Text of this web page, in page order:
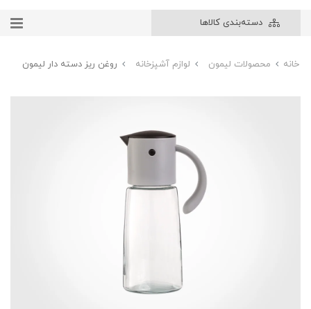
دسته‌بندی کالاها
خانه محصولات لیمون لوازم آشپزخانه روغن ریز دسته دار لیمون